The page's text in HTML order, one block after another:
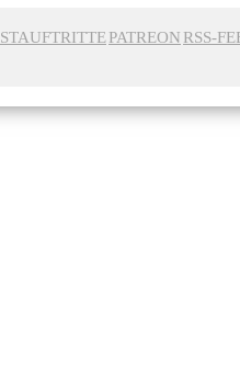
PATREON RSS-